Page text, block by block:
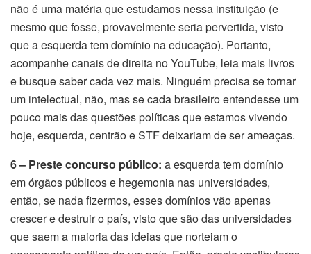
não é uma matéria que estudamos nessa instituição (e
mesmo que fosse, provavelmente seria pervertida, visto
que a esquerda tem domínio na educação). Portanto,
acompanhe canais de direita no YouTube, leia mais livros
e busque saber cada vez mais. Ninguém precisa se tornar
um intelectual, não, mas se cada brasileiro entendesse um
pouco mais das questões políticas que estamos vivendo
hoje, esquerda, centrão e STF deixariam de ser ameaças.
6 – Preste concurso público: a esquerda tem domínio
em órgãos públicos e hegemonia nas universidades,
então, se nada fizermos, esses domínios vão apenas
crescer e destruir o país, visto que são das universidades
que saem a maioria das ideias que norteiam o